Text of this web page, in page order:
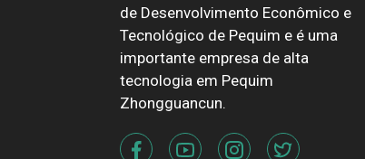
de Desenvolvimento Econômico e
Tecnológico de Pequim e é uma
importante empresa de alta
tecnologia em Pequim
Zhongguancun.